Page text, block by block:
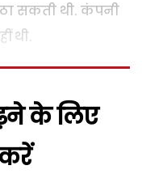
सकती थी. कंपनी
थी.
के लिए